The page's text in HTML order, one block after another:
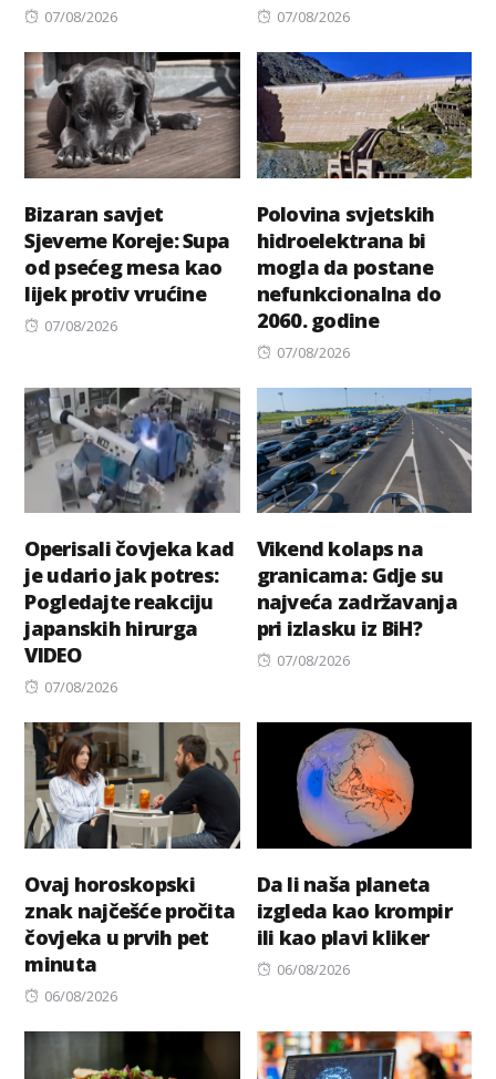
Posted
07/08/2026
Posted
07/08/2026
Bizaran savjet
Sjeverne Koreje: Supa
od psećeg mesa kao
lijek protiv vrućine
Posted
07/08/2026
Polovina svjetskih
hidroelektrana bi
mogla da postane
nefunkcionalna do
2060. godine
Posted
07/08/2026
Operisali čovjeka kad
je udario jak potres:
Pogledajte reakciju
japanskih hirurga
VIDEO
Posted
07/08/2026
Vikend kolaps na
granicama: Gdje su
najveća zadržavanja
pri izlasku iz BiH?
Posted
07/08/2026
Ovaj horoskopski
znak najčešće pročita
čovjeka u prvih pet
minuta
Posted
06/08/2026
Da li naša planeta
izgleda kao krompir
ili kao plavi kliker
Posted
06/08/2026